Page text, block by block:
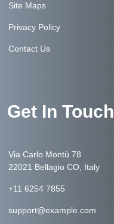
Site Maps
Privacy Policy
Contact Us
Get In Touch
Via Carlo Montù 78
22021 Bellagio CO, Italy
+11 6254 7855
support@example.com